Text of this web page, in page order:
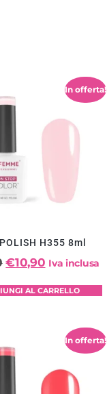
In offerta!
H355 8ml
€10,90 Iva inclusa
AL CARRELLO
In offerta!